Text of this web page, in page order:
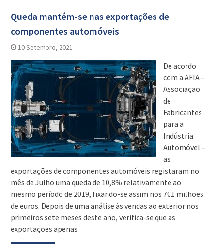
Queda mantém-se nas exportações de
componentes automóveis
10 Setembro, 2021
De acordo
com a AFIA –
Associação
de
Fabricantes
para a
Indústria
Automóvel –
as
exportações de componentes automóveis registaram no
mês de Julho uma queda de 10,8% relativamente ao
mesmo período de 2019, fixando-se assim nos 701 milhões
de euros. Depois de uma análise às vendas ao exterior nos
primeiros sete meses deste ano, verifica-se que as
exportações apenas